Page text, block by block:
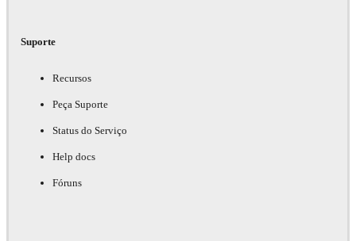
Suporte
Recursos
Peça Suporte
Status do Serviço
Help docs
Fóruns